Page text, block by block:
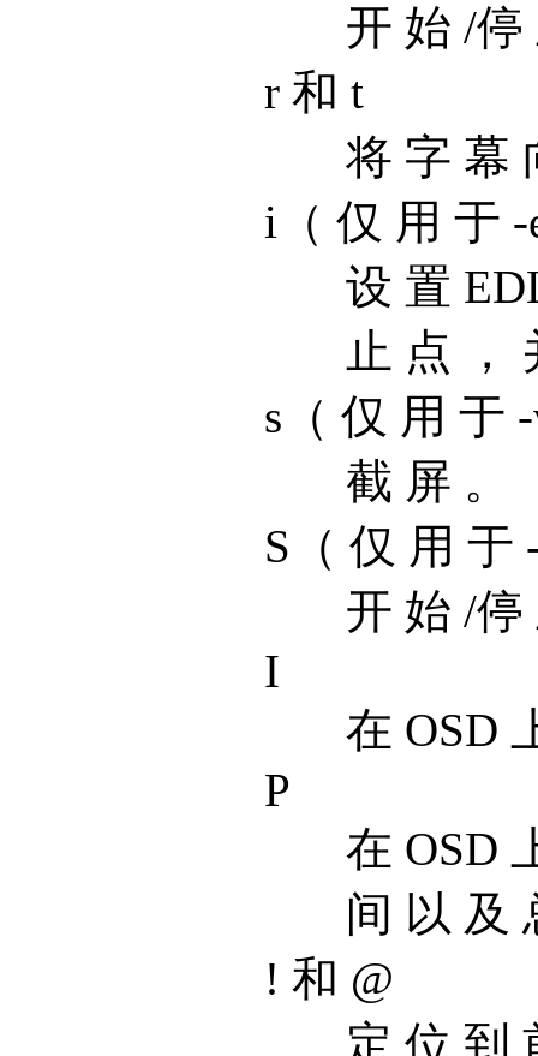
开 始 /停
r 和 t
将 字 幕
i（ 仅 用 于
设 置
止 点 ，
s（ 仅 用 于
截 屏 。
S（ 仅 用 于
开 始 /停
I
在 OSD
P
在 OSD
间 以 及
! 和 @
定 位 到